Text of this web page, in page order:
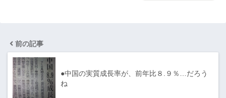
前の記事
●中国の実質成長率が、前年比８.９％…だろう
ね